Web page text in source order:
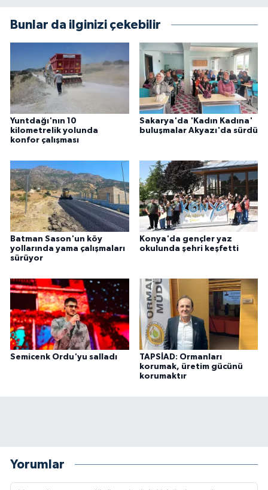
Bunlar da ilginizi çekebilir
Yuntdağı'nın 10
kilometrelik yolunda
konfor çalışması
Sakarya'da 'Kadın Kadına'
buluşmalar Akyazı'da sürdü
Batman Sason'un köy
yollarında yama çalışmaları
sürüyor
Konya'da gençler yaz
okulunda şehri keşfetti
Semicenk Ordu'yu salladı
TAPSİAD: Ormanları
korumak, üretim gücünü
korumaktır
Yorumlar